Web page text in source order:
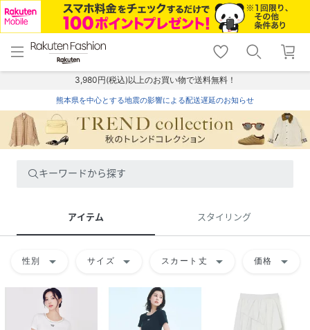
menu home
トップ
shopping_cart lock_outline
ログイン
3,980円(税込)以上のお買い物で送料無料！
熊本県を中心とする地震の影響による配送遅延のお知らせ
キーワードから探す
アイテム スタイリング
性別 arrow_drop_down サイズ arrow_drop_down スカート丈 arrow_drop_down 価格 arrow_drop_down